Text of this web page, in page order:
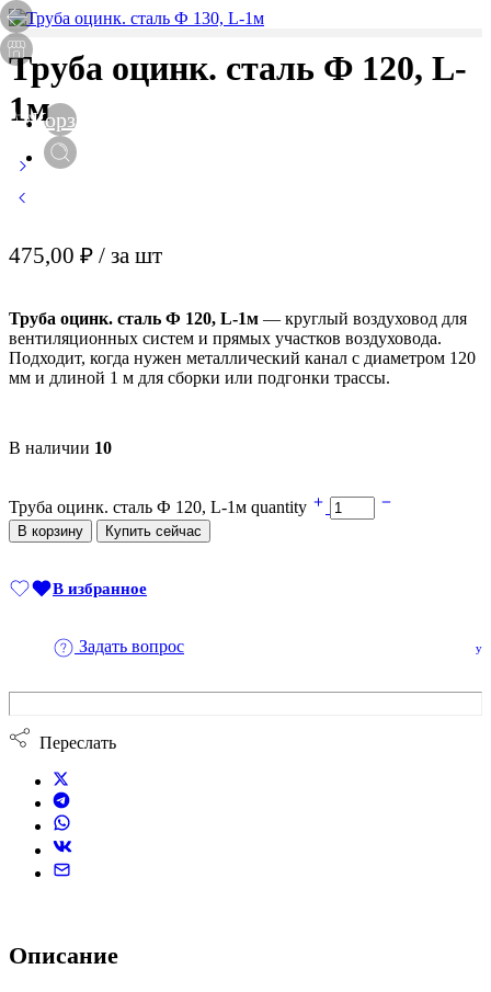
Корзина
Труба оцинк. сталь Ф 120, L-
1м
475,00 ₽ / за шт
Труба оцинк. сталь Ф 120, L-1м — круглый воздуховод для
вентиляционных систем и прямых участков воздуховода.
Подходит, когда нужен металлический канал с диаметром 120
мм и длиной 1 м для сборки или подгонки трассы.
В наличии 10
Труба оцинк. сталь Ф 120, L-1м quantity
В корзину Купить сейчас
В избранное
Задать вопрос
Переслать
Описание